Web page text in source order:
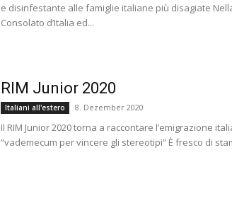
e disinfestante alle famiglie italiane più disagiate
Consolato d’Italia ed...
RIM Junior 2020
Italiani all'estero 8. Dezember 2020
Il RIM Junior 2020 torna a raccontare l’emigrazione
“vademecum per vincere gli stereotipi” È fresco di